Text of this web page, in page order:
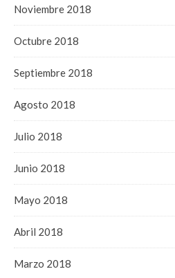
Noviembre 2018
Octubre 2018
Septiembre 2018
Agosto 2018
Julio 2018
Junio 2018
Mayo 2018
Abril 2018
Marzo 2018